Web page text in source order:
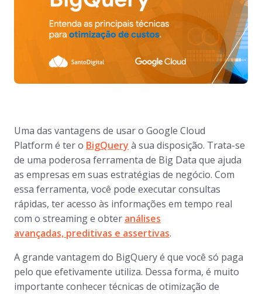
Uma das vantagens de usar o Google Cloud
Platform é ter o BigQuery à sua disposição. Trata-se
de uma poderosa ferramenta de Big Data que ajuda
as empresas em suas estratégias de negócio. Com
essa ferramenta, você pode executar consultas
rápidas, ter acesso às informações em tempo real
com o streaming e obter análises
avançadas, preditivas e assertivas.
A grande vantagem do BigQuery é que você só paga
pelo que efetivamente utiliza. Dessa forma, é muito
importante conhecer técnicas de otimização de